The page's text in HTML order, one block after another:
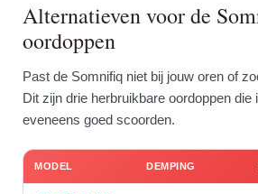
Alternatieven voor de
oordoppen
Past de Somnifiq niet bij jouw oren of
Dit zijn drie herbruikbare oordoppen die
eveneens goed scoorden.
MODEL DEMPING